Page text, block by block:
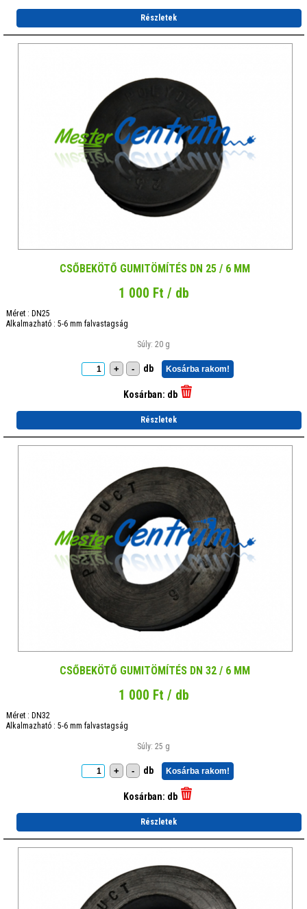
Részletek
CSŐBEKÖTŐ GUMITÖMÍTÉS DN 25 / 6 MM
1 000 Ft / db
Méret : DN25
Alkalmazható : 5-6 mm falvastagság
Súly: 20 g
+ - db Kosárba rakom!
Kosárban: db
Részletek
CSŐBEKÖTŐ GUMITÖMÍTÉS DN 32 / 6 MM
1 000 Ft / db
Méret : DN32
Alkalmazható : 5-6 mm falvastagság
Súly: 25 g
+ - db Kosárba rakom!
Kosárban: db
Részletek